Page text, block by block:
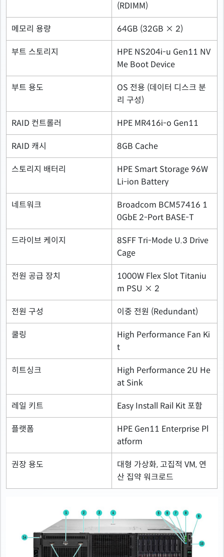
(RDIMM)
메모리 용량 64GB (32GB × 2)
부트 스토리지
HPE NS204i-u Gen11 NV
Me Boot Device
부트 용도
OS 전용 (데이터 디스크 분
리 구성)
RAID 컨트롤러 HPE MR416i-o Gen11
RAID 캐시 8GB Cache
스토리지 배터리
HPE Smart Storage 96W
Li-ion Battery
네트워크
Broadcom BCM57416 1
0GbE 2-Port BASE-T
드라이브 케이지
8SFF Tri-Mode U.3 Drive
Cage
전원 공급 장치
1000W Flex Slot Titaniu
m PSU × 2
전원 구성 이중 전원 (Redundant)
쿨링
High Performance Fan Ki
t
히트싱크
High Performance 2U He
at Sink
레일 키트 Easy Install Rail Kit 포함
플랫폼
HPE Gen11 Enterprise Pl
atform
권장 용도
대형 가상화, 고집적 VM, 연
산 집약 워크로드